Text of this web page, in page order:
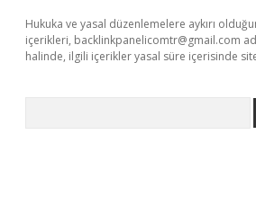
Hukuka ve yasal düzenlemelere aykırı
içerikleri, backlinkpanelicomtr@gmail.com
halinde, ilgili içerikler yasal süre içerisinde